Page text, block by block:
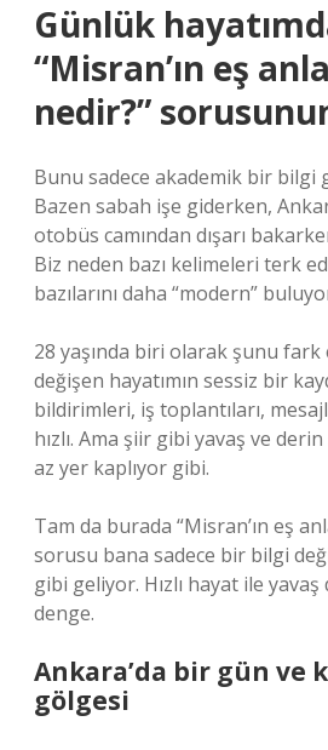
Günlük
“Misran’ın eş
nedir?”
Bunu sadece akademik bir bilgi
Bazen sabah işe giderken,
otobüs camından dışarı
Biz neden bazı kelimeleri terk
bazılarını daha “modern”
28 yaşında biri olarak şunu fark
değişen hayatımın sessiz bir
bildirimleri, iş toplantıları,
hızlı. Ama şiir gibi yavaş ve
az yer kaplıyor gibi.
Tam da burada “Misran’ın eş
sorusu bana sadece bir bilgi
gibi geliyor. Hızlı hayat ile
denge.
Ankara’da bir gün ve
gölgesi